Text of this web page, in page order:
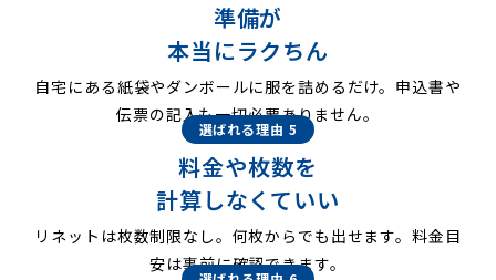
準備が
本当にラクちん
自宅にある紙袋やダンボールに服を詰めるだけ。申込書や
伝票の記入も一切必要ありません。
選ばれる理由 5
料金や枚数を
計算しなくていい
リネットは枚数制限なし。何枚からでも出せます。料金目
安は事前に確認できます。